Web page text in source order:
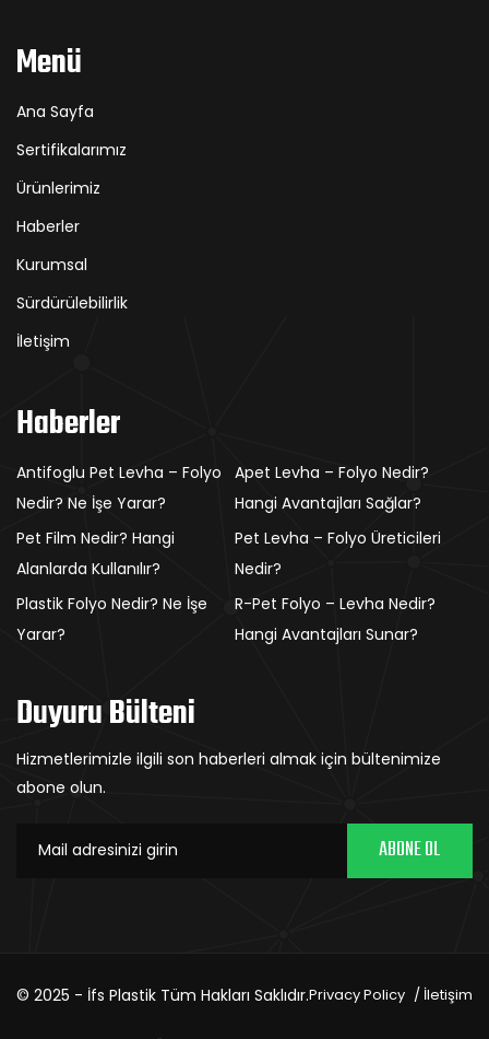
Menü
Ana Sayfa
Sertifikalarımız
Ürünlerimiz
Haberler
Kurumsal
Sürdürülebilirlik
İletişim
Haberler
Antifoglu Pet Levha – Folyo
Nedir? Ne İşe Yarar?
Apet Levha – Folyo Nedir?
Hangi Avantajları Sağlar?
Pet Film Nedir? Hangi
Alanlarda Kullanılır?
Pet Levha – Folyo Üreticileri
Nedir?
Plastik Folyo Nedir? Ne İşe
Yarar?
R-Pet Folyo – Levha Nedir?
Hangi Avantajları Sunar?
Duyuru Bülteni
Hizmetlerimizle ilgili son haberleri almak için bültenimize
abone olun.
ABONE OL
© 2025 - İfs Plastik Tüm Hakları Saklıdır.Privacy Policy İletişim